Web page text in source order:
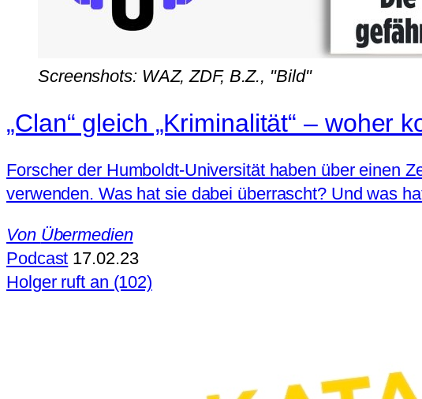
Screenshots: WAZ, ZDF, B.Z., "Bild"
„Clan“ gleich „Kriminalität“ – woher
Forscher der Humboldt-Universität haben über einen
verwenden. Was hat sie dabei überrascht? Und was
Von Übermedien
Podcast 17.02.23
Holger ruft an (102)